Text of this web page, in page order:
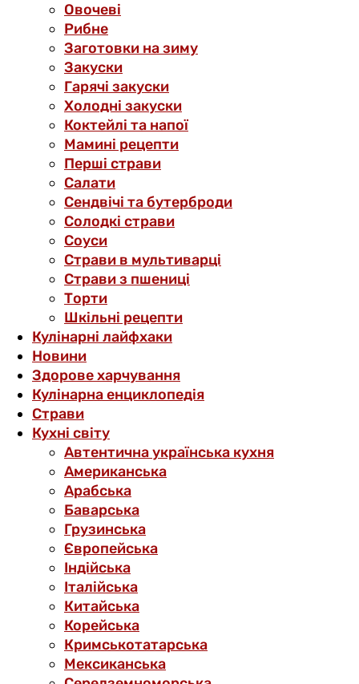
Овочеві
Рибне
Заготовки на зиму
Закуски
Гарячі закуски
Холодні закуски
Коктейлі та напої
Мамині рецепти
Перші страви
Салати
Сендвічі та бутерброди
Солодкі страви
Соуси
Страви в мультиварці
Страви з пшениці
Торти
Шкільні рецепти
Кулінарні лайфхаки
Новини
Здорове харчування
Кулінарна енциклопедія
Страви
Кухні світу
Автентична українська кухня
Американська
Арабська
Баварська
Грузинська
Європейська
Індійська
Італійська
Китайська
Корейська
Кримськотатарська
Мексиканська